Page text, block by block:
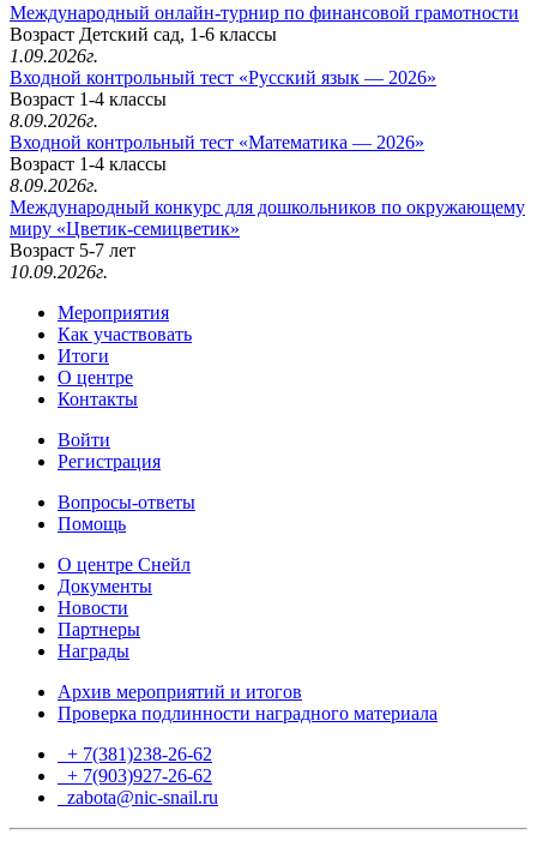
Международный онлайн-турнир по финансовой грамотности
Возраст Детский сад, 1-6 классы
1.09.2026г.
Входной контрольный тест «Русский язык — 2026»
Возраст 1-4 классы
8.09.2026г.
Входной контрольный тест «Математика — 2026»
Возраст 1-4 классы
8.09.2026г.
Международный конкурс для дошкольников по окружающему
миру «Цветик-семицветик»
Возраст 5-7 лет
10.09.2026г.
Мероприятия
Как участвовать
Итоги
О центре
Контакты
Войти
Регистрация
Вопросы-ответы
Помощь
О центре Снейл
Документы
Новости
Партнеры
Награды
Архив мероприятий и итогов
Проверка подлинности наградного материала
+ 7(381)238-26-62
+ 7(903)927-26-62
zabota@nic-snail.ru